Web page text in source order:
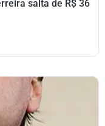
salta de R$ 36